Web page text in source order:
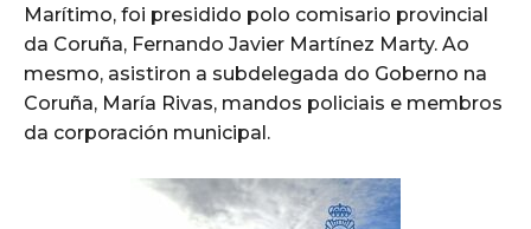
Marítimo, foi presidido polo comisario provincial
da Coruña, Fernando Javier Martínez Marty. Ao
mesmo, asistiron a subdelegada do Goberno na
Coruña, María Rivas, mandos policiais e membros
da corporación municipal.